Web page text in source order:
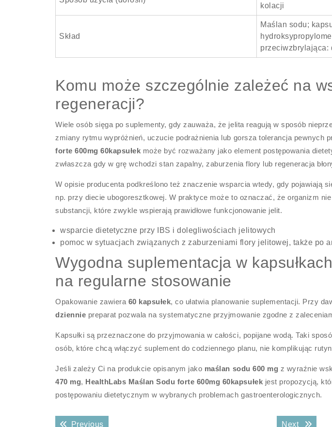
kolacji
Skład
Maślan sodu;
przeciwzbrylająca:
Komu może szczególnie zależeć na
regeneracji?
Wiele osób sięga po suplementy, gdy zauważa, że jelita reagują w sposób
zmiany rytmu wypróżnień, uczucie podrażnienia lub gorsza tolerancja pewnych
forte 600mg 60kapsułek może być rozważany jako element postępowania
zwłaszcza gdy w grę wchodzi stan zapalny, zaburzenia flory lub regeneracja
W opisie producenta podkreślono też znaczenie wsparcia wtedy, gdy pojawiają
np. przy diecie ubogoresztkowej. W praktyce może to oznaczać, że organizm
substancji, które zwykle wspierają prawidłowe funkcjonowanie jelit.
wsparcie dietetyczne przy IBS i dolegliwościach jelitowych
pomoc w sytuacjach związanych z zaburzeniami flory jelitowej, także po
Wygodna suplementacja w
na regularne stosowanie
Opakowanie zawiera 60 kapsułek, co ułatwia planowanie suplementacji. Przy
dziennie preparat pozwala na systematyczne przyjmowanie zgodne z
Kapsułki są przeznaczone do przyjmowania w całości, popijane wodą. Taki
osób, które chcą włączyć suplement do codziennego planu, nie komplikując
Jeśli zależy Ci na produkcie opisanym jako maślan sodu 600 mg z wyraźnie
470 mg, HealthLabs Maślan Sodu forte 600mg 60kapsułek jest propozycją,
postępowaniu dietetycznym w wybranych problemach gastroenterologicznych.
Nawigacja
PreviousPrevious post: Next Next